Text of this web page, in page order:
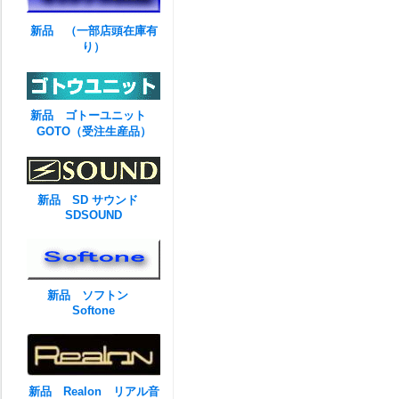
新品 （一部店頭在庫有
り）
新品 ゴトーユニット
GOTO（受注生産品）
新品 SD サウンド
SDSOUND
新品 ソフトン
Softone
新品 Realon リアル音